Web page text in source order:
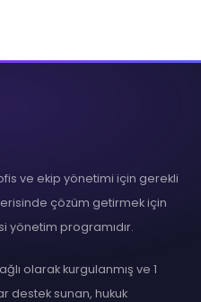
ve ekip yönetimi için gerekli
çözüm getirmek için
yönetim programıdır.
olarak kurgulanmış ve 1
destek sunan, hukuk